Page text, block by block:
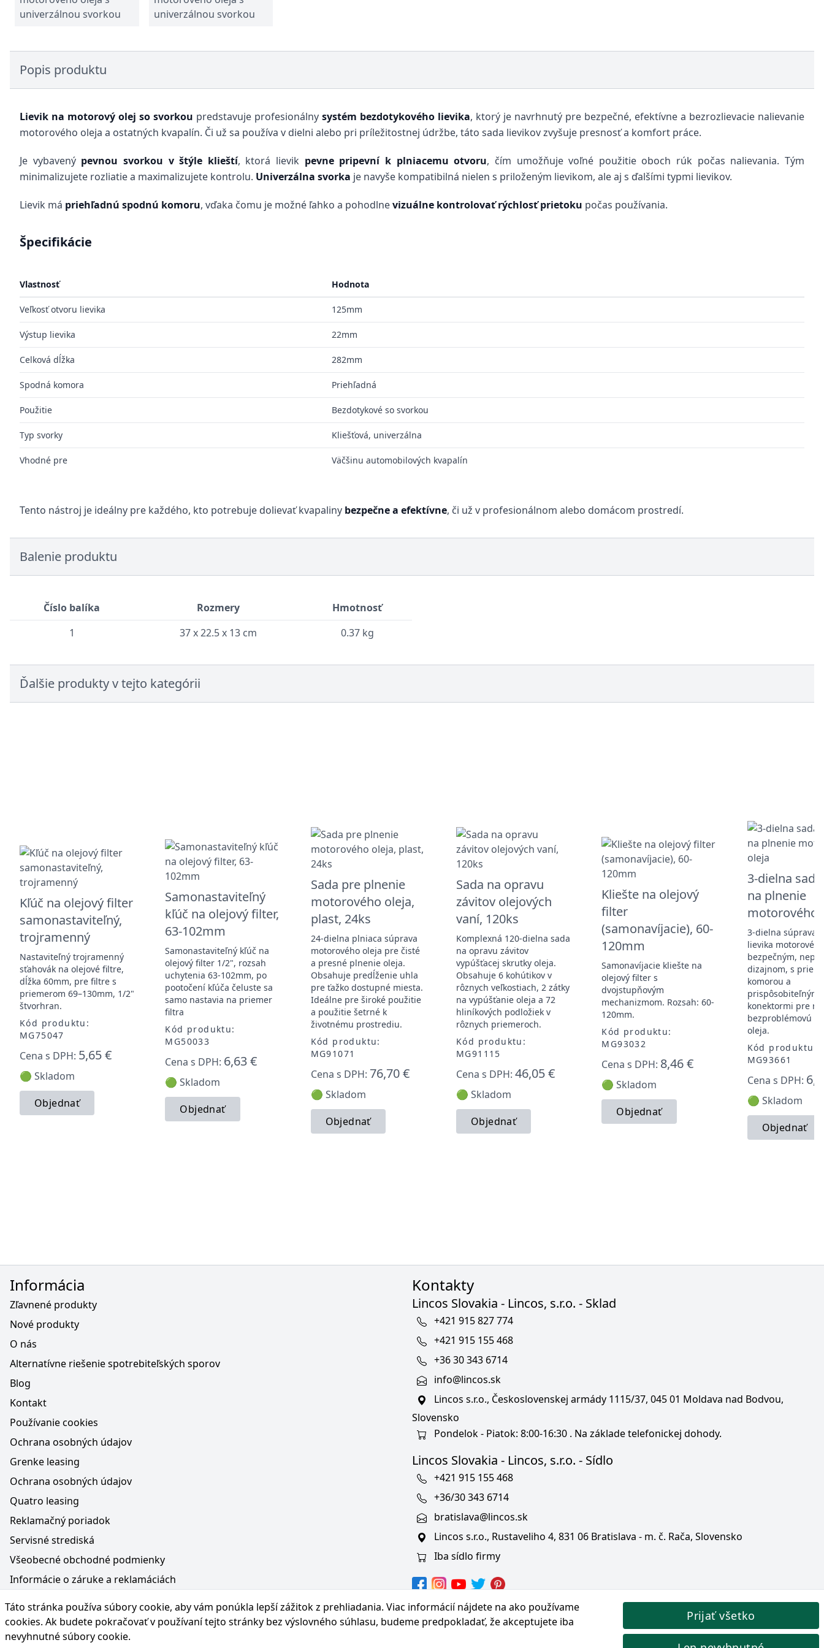
univerzálnou svorkou
univerzálnou svorkou
Popis produktu
Lievik na motorový olej so svorkou predstavuje profesionálny systém bezdotykového lievika, ktorý je navrhnutý pre bezpečné, efektívne a bezrozlievacie nalievanie
motorového oleja a ostatných kvapalín. Či už sa používa v dielni alebo pri príležitostnej údržbe, táto sada lievikov zvyšuje presnosť a komfort práce.
Je vybavený pevnou svorkou v štýle klieští, ktorá lievik pevne pripevní k plniacemu otvoru, čím umožňuje voľné použitie oboch rúk počas nalievania. Tým
minimalizujete rozliatie a maximalizujete kontrolu. Univerzálna svorka je navyše kompatibilná nielen s priloženým lievikom, ale aj s ďalšími typmi lievikov.
Lievik má priehľadnú spodnú komoru, vďaka čomu je možné ľahko a pohodlnevizuálne kontrolovať rýchlosť prietoku počas používania.
Špecifikácie
Vlastnosť Hodnota
Veľkosť otvoru lievika 125mm
Výstup lievika 22mm
Celková dĺžka 282mm
Spodná komora Priehľadná
Použitie Bezdotykové so svorkou
Typ svorky Kliešťová, univerzálna
Vhodné pre Väčšinu automobilových kvapalín
Tento nástroj je ideálny pre každého, kto potrebuje dolievať kvapaliny bezpečne a efektívne, či už v profesionálnom alebo domácom prostredí.
Balenie produktu
Číslo balíka Rozmery
Hmotnosť
1
37 x 22.5 x 13 cm 0.37 kg
Ďalšie produkty v tejto kategórii
Kľúč na olejový filter
samonastaviteľný,
trojramenný
Nastaviteľný trojramenný
sťahovák na olejové filtre,
dĺžka 60mm, pre filtre s
priemerom 69–130mm, 1/2"
štvorhran.
Kód produktu:
MG75047
Cena s DPH: 5,65 €
🟢 Skladom
Objednať
Samonastaviteľný
kľúč na olejový filter,
63-102mm
Samonastaviteľný kľúč na
olejový filter 1/2", rozsah
uchytenia 63-102mm, po
pootočení kľúča čeluste sa
samo nastavia na priemer
filtra
Kód produktu:
MG50033
Cena s DPH: 6,63 €
🟢 Skladom
Objednať
Sada pre plnenie
motorového oleja,
plast, 24ks
24-dielna plniaca súprava
motorového oleja pre čisté
a presné plnenie oleja.
Obsahuje predĺženie uhla
pre ťažko dostupné miesta.
Ideálne pre široké použitie
a použitie šetrné k
životnému prostrediu.
Kód produktu:
MG91071
Cena s DPH: 76,70 €
🟢 Skladom
Objednať
Sada na opravu
závitov olejových
vaní, 120ks
Komplexná 120-dielna sada
na opravu závitov
vypúšťacej skrutky oleja.
Obsahuje 6 kohútikov v
rôznych veľkostiach, 2 zátky
na vypúšťanie oleja a 72
hliníkových podložiek v
rôznych priemeroch.
Kód produktu:
MG91115
Cena s DPH: 46,05 €
🟢 Skladom
Objednať
Kliešte na olejový
filter
(samonavíjacie), 60-
120mm
Samonavíjacie kliešte na
olejový filter s
dvojstupňovým
mechanizmom. Rozsah: 60-
120mm.
Kód produktu:
MG93032
Cena s DPH: 8,46 €
🟢 Skladom
Objednať
3-dielna
na plnenie
motorového
3-dielna súprava
lievika
bezpečným,
dizajnom, s
komorou a
prispôsobiteľnými
konektormi pre
bezproblémovú
oleja.
Kód produktu:
MG93661
Cena s DPH:
🟢 Skladom
Objednať
Táto stránka používa súbory cookie, aby vám ponúkla lepší zážitok z prehliadania. Viac informácií nájdete na ako používame
cookies. Ak budete pokračovať v používaní tejto stránky bez výslovného súhlasu, budeme predpokladať, že akceptujete iba
nevyhnutné súbory cookie.
Prijať všetko
Informácia
Zľavnené produkty
Nové produkty
O nás
Alternatívne riešenie spotrebiteľských sporov
Blog
Kontakt
Používanie cookies
Ochrana osobných údajov
Grenke leasing
Ochrana osobných údajov
Quatro leasing
Reklamačný poriadok
Servisné strediská
Všeobecné obchodné podmienky
Informácie o záruke a reklamáciách
Poučenie o práve na odstúpenie od zmluvy
Kontakty
Lincos Slovakia - Lincos, s.r.o. - Sklad
+421 915 827 774
+421 915 155 468
+36 30 343 6714
info@lincos.sk
Lincos s.r.o., Československej armády 1115/37, 045 01 Moldava nad Bodvou,
Slovensko
Pondelok - Piatok: 8:00-16:30 . Na základe telefonickej dohody.
Lincos Slovakia - Lincos, s.r.o. - Sídlo
+421 915 155 468
+36/30 343 6714
bratislava@lincos.sk
Lincos s.r.o., Rustaveliho 4, 831 06 Bratislava - m. č. Rača, Slovensko
Iba sídlo firmy